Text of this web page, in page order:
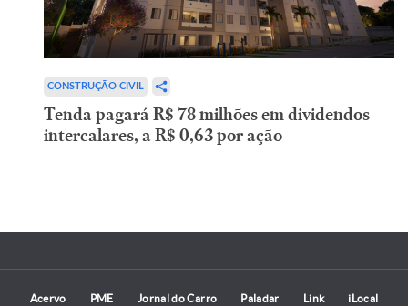
CONSTRUÇÃO CIVIL
Tenda pagará R$ 78 milhões em dividendos
intercalares, a R$ 0,63 por ação
Acervo PME Jornal do Carro Paladar Link iLocal